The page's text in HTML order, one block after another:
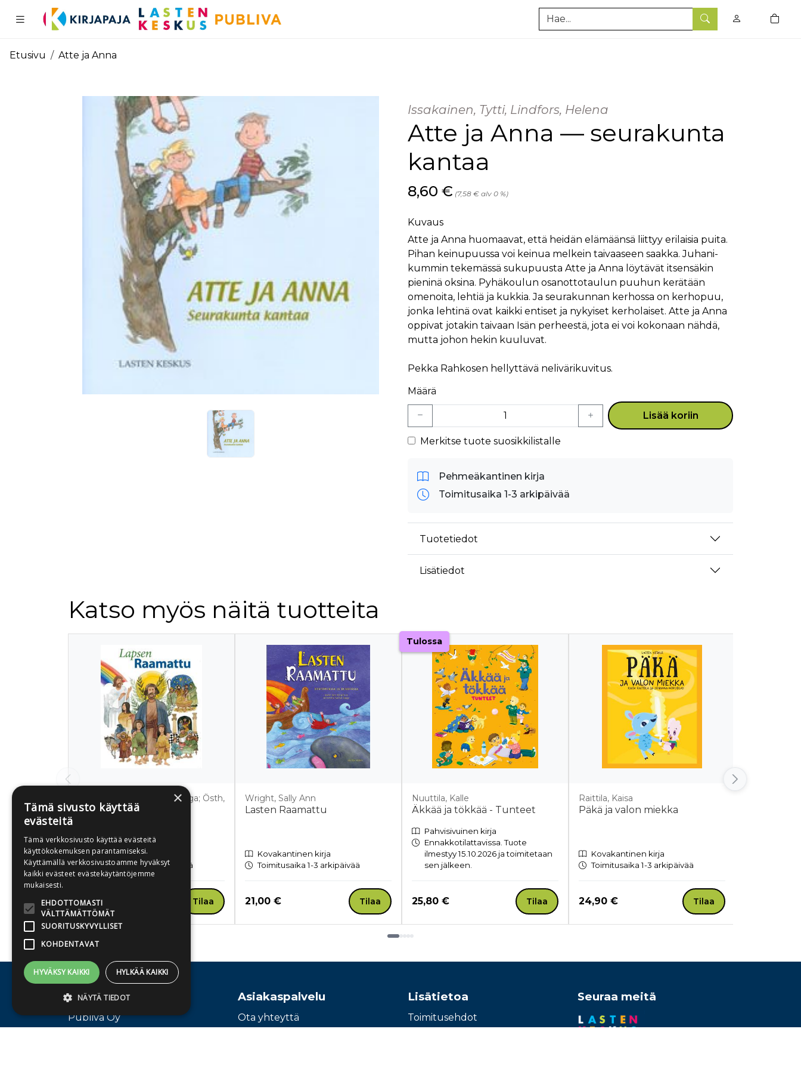
Hae
0
Etusivu Atte ja Anna
Issakainen, Tytti, Lindfors, Helena
Atte ja Anna — seurakunta
kantaa
Hinta nyt
8,60 € (7,58 € alv 0 %)
Kuvaus
Atte ja Anna huomaavat, että heidän elämäänsä liittyy erilaisia puita.
Pihan keinupuussa voi keinua melkein taivaaseen saakka. Juhani-
kummin tekemässä sukupuusta Atte ja Anna löytävät itsensäkin
pieninä oksina. Pyhäkoulun osanottotaulun puuhun kerätään
omenoita, lehtiä ja kukkia. Ja seurakunnan kerhossa on kerhopuu,
jonka lehtinä ovat kaikki entiset ja nykyiset kerholaiset. Atte ja Anna
oppivat jotakin taivaan Isän perheestä, jota ei voi kokonaan nähdä,
mutta johon hekin kuuluvat.
Pekka Rahkosen hellyttävä nelivärikuvitus.
Määrä
Lisää koriin
Merkitse tuote suosikkilistalle
Pehmeäkantinen kirja
Toimitusaika 1-3 arkipäivää
Tuotetiedot
Lisätiedot
Katso myös näitä tuotteita
Tuoteluettelon alku
Karlberg, Karin; Wernolf, Inga; Östh,
Lisa
Kovakantinen kirja
Toimitusaika 1-3 arkipäivää
Hinta nyt
32,00 € Tilaa
Wright, Sally Ann
Lasten Raamattu
Kovakantinen kirja
Toimitusaika 1-3 arkipäivää
Hinta nyt
21,00 € Tilaa
Tulossa
Nuuttila, Kalle
Äkkää ja tökkää - Tunteet
Pahvisivuinen kirja
Ennakkotilattavissa. Tuote
ilmestyy 15.10.2026 ja toimitetaan
sen jälkeen.
Hinta nyt
25,80 € Tilaa
Raittila, Kaisa
Päkä ja valon miekka
Kovakantinen kirja
Toimitusaika 1-3 arkipäivää
Hinta nyt
24,90 € Tilaa
Osoite
Publiva Oy
Asiakaspalvelu
Ota yhteyttä
Lisätietoa
Toimitusehdot
Seuraa meitä
×
Tämä sivusto käyttää
evästeitä
Tämä verkkosivusto käyttää evästeitä
käyttökokemuksen parantamiseksi.
Käyttämällä verkkosivustoamme hyväksyt
kaikki evästeet evästekäytäntöjemme
mukaisesti.
EHDOTTOMASTI
VÄLTTÄMÄTTÖMÄT
SUORITUSKYVYLLISET
KOHDENTAVAT
HYVÄKSY KAIKKI HYLKÄÄ KAIKKI
NÄYTÄ TIEDOT